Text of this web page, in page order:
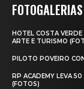
FOTOGALERIAS
HOTEL COSTA
ARTE E TURISMO
PILOTO POVEIRO
RP ACADEMY LEVA
(FOTOS)